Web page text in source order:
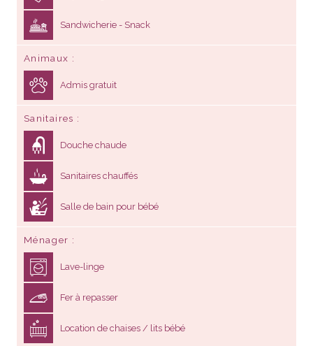
Sandwicherie - Snack
Animaux
Admis gratuit
Sanitaires
Douche chaude
Sanitaires chauffés
Salle de bain pour bébé
Ménager
Lave-linge
Fer à repasser
Location de chaises / lits bébé